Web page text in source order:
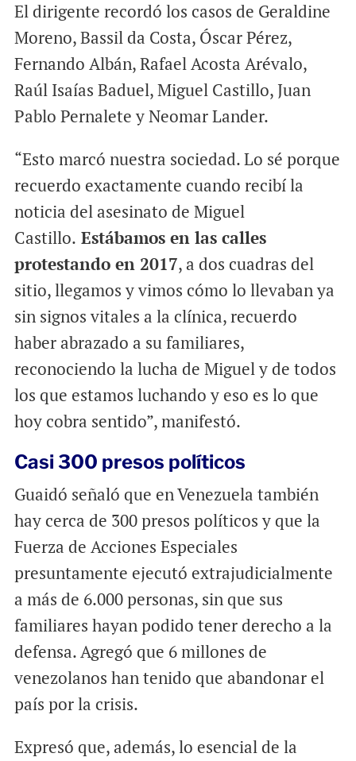
El dirigente recordó los casos de Geraldine
Moreno, Bassil da Costa, Óscar Pérez,
Fernando Albán, Rafael Acosta Arévalo,
Raúl Isaías Baduel, Miguel Castillo, Juan
Pablo Pernalete y Neomar Lander.
“Esto marcó nuestra sociedad. Lo sé porque
recuerdo exactamente cuando recibí la
noticia del asesinato de Miguel
Castillo. Estábamos en las calles
protestando en 2017, a dos cuadras del
sitio, llegamos y vimos cómo lo llevaban ya
sin signos vitales a la clínica, recuerdo
haber abrazado a su familiares,
reconociendo la lucha de Miguel y de todos
los que estamos luchando y eso es lo que
hoy cobra sentido”, manifestó.
Casi 300 presos políticos
Guaidó señaló que en Venezuela también
hay cerca de 300 presos políticos y que la
Fuerza de Acciones Especiales
presuntamente ejecutó extrajudicialmente
a más de 6.000 personas, sin que sus
familiares hayan podido tener derecho a la
defensa. Agregó que 6 millones de
venezolanos han tenido que abandonar el
país por la crisis.
Expresó que, además, lo esencial de la